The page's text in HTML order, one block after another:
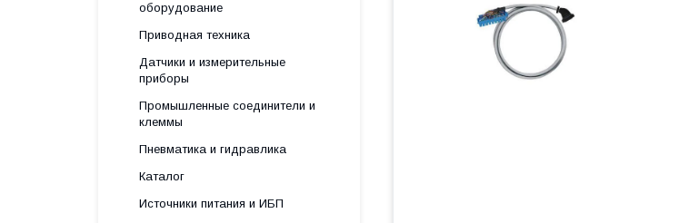
оборудование
Приводная техника
Датчики и измерительные
приборы
Промышленные соединители и
клеммы
Пневматика и гидравлика
Каталог
Источники питания и ИБП